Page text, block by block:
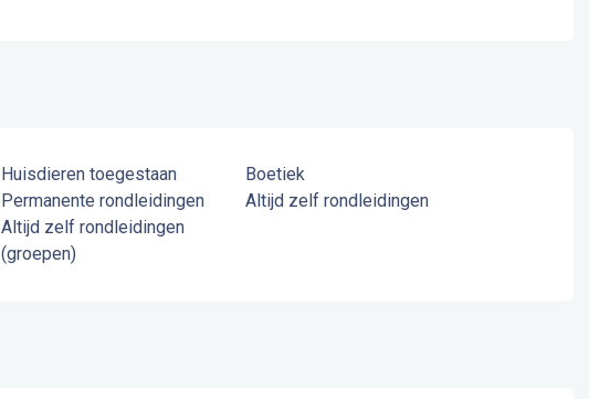
Huisdieren toegestaan
Boetiek
Permanente rondleidingen
Altijd zelf rondleidingen
Altijd zelf rondleidingen
(groepen)